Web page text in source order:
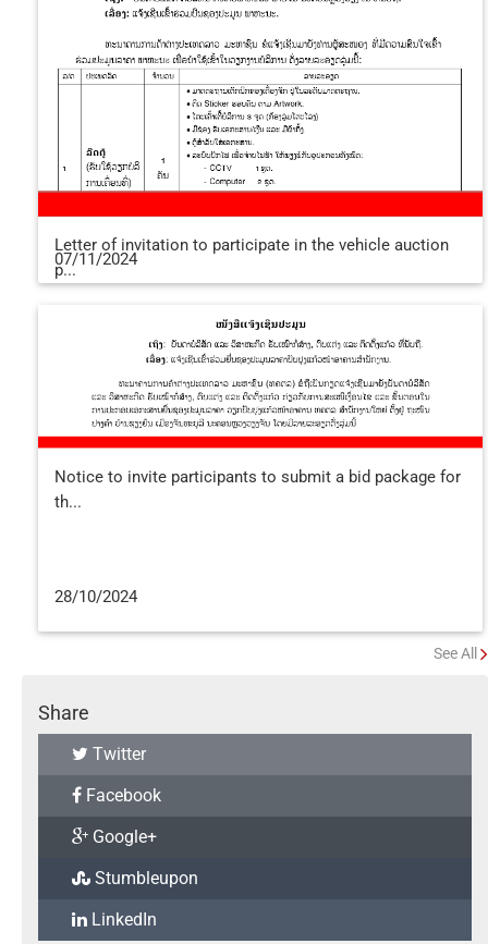
Letter of invitation to participate in the vehicle auction
p...
07/11/2024
Notice to invite participants to submit a bid package for
th...
28/10/2024
See All
Share
Twitter
Facebook
Google+
Stumbleupon
LinkedIn